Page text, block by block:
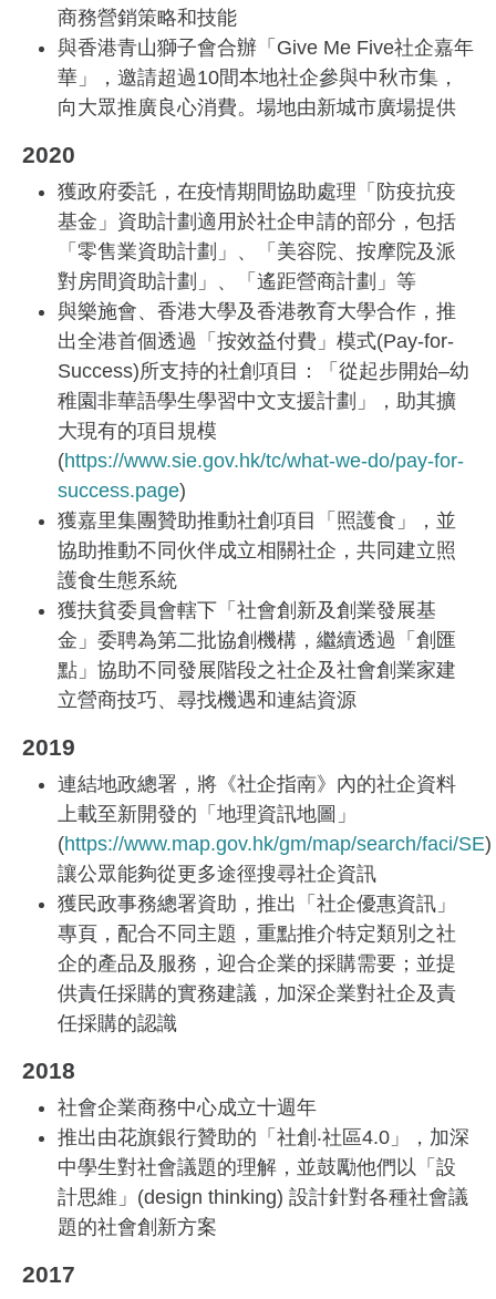
商務營銷策略和技能
與香港青山獅子會合辦「Give Me Five社企嘉年
華」，邀請超過10間本地社企參與中秋市集，
向大眾推廣良心消費。場地由新城市廣場提供
2020
獲政府委託，在疫情期間協助處理「防疫抗疫
基金」資助計劃適用於社企申請的部分，包括
「零售業資助計劃」、「美容院、按摩院及派
對房間資助計劃」、「遙距營商計劃」等
與樂施會、香港大學及香港教育大學合作，推
出全港首個透過「按效益付費」模式(Pay-for-
Success)所支持的社創項目：「從起步開始–幼
稚園非華語學生學習中文支援計劃」，助其擴
大現有的項目規模
(https://www.sie.gov.hk/tc/what-we-do/pay-for-
success.page)
獲嘉里集團贊助推動社創項目「照護食」，並
協助推動不同伙伴成立相關社企，共同建立照
護食生態系統
獲扶貧委員會轄下「社會創新及創業發展基
金」委聘為第二批協創機構，繼續透過「創匯
點」協助不同發展階段之社企及社會創業家建
立營商技巧、尋找機遇和連結資源
2019
連結地政總署，將《社企指南》內的社企資料
上載至新開發的「地理資訊地圖」
(https://www.map.gov.hk/gm/map/search/faci/SE)
讓公眾能夠從更多途徑搜尋社企資訊
獲民政事務總署資助，推出「社企優惠資訊」
專頁，配合不同主題，重點推介特定類別之社
企的產品及服務，迎合企業的採購需要；並提
供責任採購的實務建議，加深企業對社企及責
任採購的認識
2018
社會企業商務中心成立十週年
推出由花旗銀行贊助的「社創‧社區4.0」，加深
中學生對社會議題的理解，並鼓勵他們以「設
計思維」(design thinking) 設計針對各種社會議
題的社會創新方案
2017